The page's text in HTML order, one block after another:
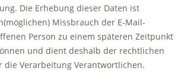
Die Erhebung dieser Daten ist
Missbrauch der E-Mail-
Person zu einem späteren Zeitpunkt
und dient deshalb der rechtlichen
die Verarbeitung Verantwortlichen.